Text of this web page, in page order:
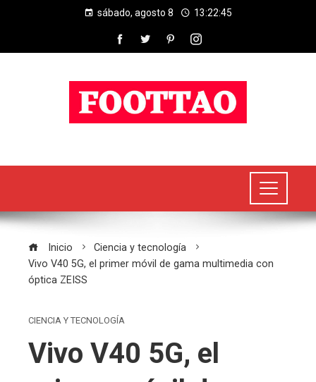
sábado, agosto 8 13:22:45
Inicio
Ciencia y tecnología
Vivo V40 5G, el primer móvil de gama multimedia con
óptica ZEISS
CIENCIA Y TECNOLOGÍA
Vivo V40 5G, el